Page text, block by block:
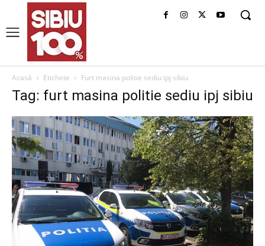
Acasă Etichete Furt masina politie sediu ipj sibiu
Tag: furt masina politie sediu ipj sibiu